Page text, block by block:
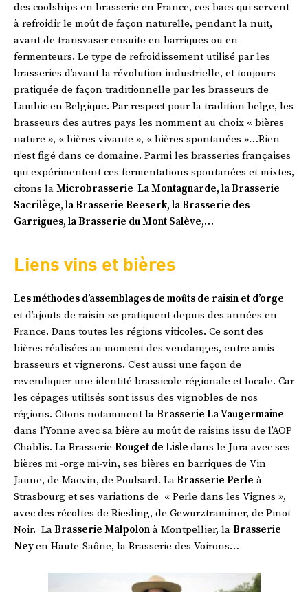
des coolships en brasserie en France, ces bacs qui servent
à refroidir le moût de façon naturelle, pendant la nuit,
avant de transvaser ensuite en barriques ou en
fermenteurs. Le type de refroidissement utilisé par les
brasseries d’avant la révolution industrielle, et toujours
pratiquée de façon traditionnelle par les brasseurs de
Lambic en Belgique. Par respect pour la tradition belge, les
brasseurs des autres pays les nomment au choix « bières
nature », « bières vivante », « bières spontanées »…Rien
n’est figé dans ce domaine. Parmi les brasseries françaises
qui expérimentent ces fermentations spontanées et mixtes,
citons la Microbrasserie La Montagnarde, la Brasserie
Sacrilège, la Brasserie Beeserk, la Brasserie des
Garrigues, la Brasserie du Mont Salève,…
Liens vins et bières
Les méthodes d’assemblages de moûts de raisin et d’orge
et d’ajouts de raisin se pratiquent depuis des années en
France. Dans toutes les régions viticoles. Ce sont des
bières réalisées au moment des vendanges, entre amis
brasseurs et vignerons. C’est aussi une façon de
revendiquer une identité brassicole régionale et locale. Car
les cépages utilisés sont issus des vignobles de nos
régions. Citons notamment la Brasserie La Vaugermaine
dans l’Yonne avec sa bière au moût de raisins issu de l’AOP
Chablis. La Brasserie Rouget de Lisle dans le Jura avec ses
bières mi -orge mi-vin, ses bières en barriques de Vin
Jaune, de Macvin, de Poulsard. LaBrasserie Perle à
Strasbourg et ses variations de « Perle dans les Vignes »,
avec des récoltes de Riesling, de Gewurztraminer, de Pinot
Noir. LaBrasserie Malpolon à Montpellier, la Brasserie
Neyen Haute-Saône, la Brasserie des Voirons…